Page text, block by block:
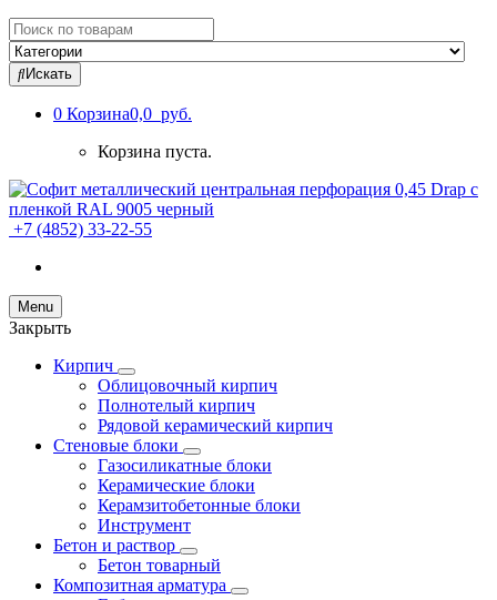
Search
for:
Искать
0 Корзина0,0 руб.
Корзина пуста.
+7 (4852) 33-22-55
Menu
Закрыть
Кирпич
Облицовочный кирпич
Полнотелый кирпич
Рядовой керамический кирпич
Стеновые блоки
Газосиликатные блоки
Керамические блоки
Керамзитобетонные блоки
Инструмент
Бетон и раствор
Бетон товарный
Композитная арматура